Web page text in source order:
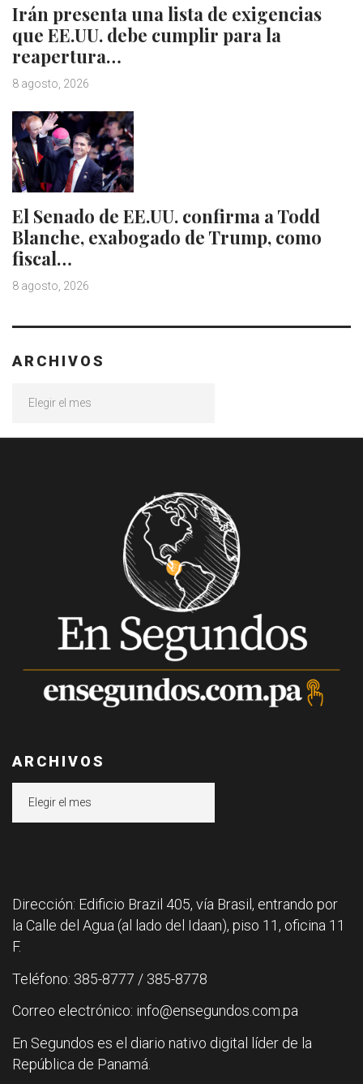
Irán presenta una lista de exigencias
que EE.UU. debe cumplir para la
reapertura…
8 agosto, 2026
El Senado de EE.UU. confirma a Todd
Blanche, exabogado de Trump, como
fiscal…
8 agosto, 2026
ARCHIVOS
ARCHIVOS
Dirección: Edificio Brazil 405, vía Brasil, entrando por
la Calle del Agua (al lado del Idaan), piso 11, oficina 11
F.
Teléfono: 385-8777 / 385-8778
Correo electrónico: info@ensegundos.com.pa
En Segundos es el diario nativo digital líder de la
República de Panamá.